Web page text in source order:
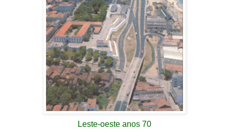
Leste-oeste anos 70